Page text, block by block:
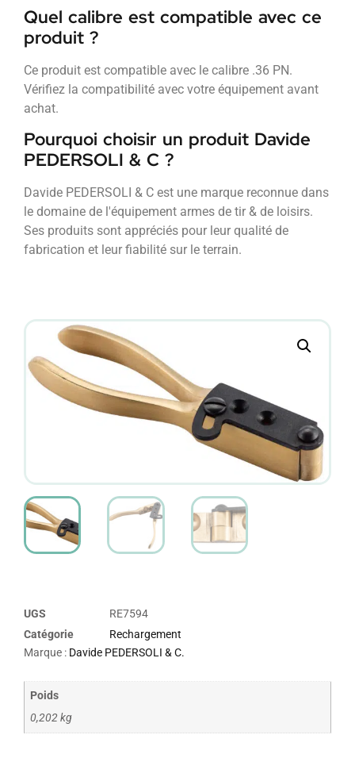
Quel calibre est compatible avec ce
produit ?
Ce produit est compatible avec le calibre .36 PN.
Vérifiez la compatibilité avec votre équipement avant
achat.
Pourquoi choisir un produit Davide
PEDERSOLI & C ?
Davide PEDERSOLI & C est une marque reconnue dans
le domaine de l'équipement armes de tir & de loisirs.
Ses produits sont appréciés pour leur qualité de
fabrication et leur fiabilité sur le terrain.
UGS
RE7594
Catégorie
Rechargement
Marque : Davide PEDERSOLI & C.
Poids
0,202 kg